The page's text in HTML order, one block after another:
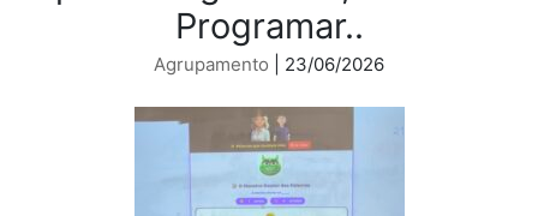
Programar..
Agrupamento | 23/06/2026